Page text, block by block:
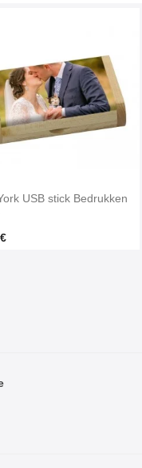
USB stick Bedrukken